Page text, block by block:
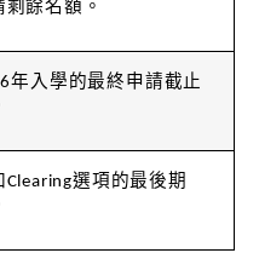
剩餘名額。
年入學的最終申請截止
Clearing選項的最後期